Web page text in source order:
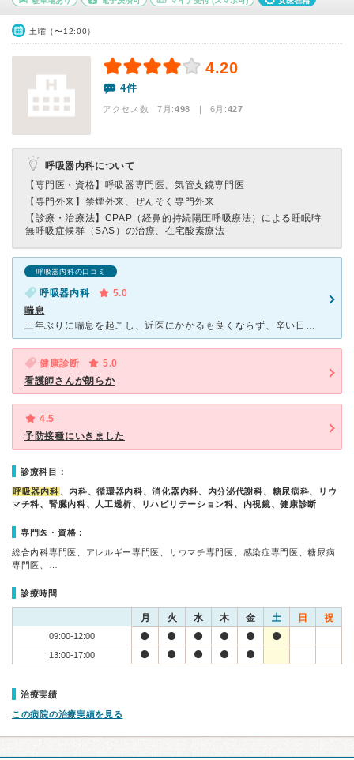
土曜（〜12:00）
4.20
4件
アクセス数 7月:498 | 6月:427
呼吸器内科について
【専門医・資格】 呼吸器専門医、気管支鏡専門医
【専門外来】 禁煙外来、ぜんそく専門外来
【診療・治療法】 CPAP（経鼻的持続陽圧呼吸療法）による睡眠時
無呼吸症候群（SAS）の治療、在宅酸素療法
呼吸器内科の口コミ
呼吸器内科
5.0
喘息
三年ぶりに喘息を起こし、近医にかかるも良くならず、辛い日々を過ごしていました。 インターネットで調べてこちらの病院を受診したところ、とてもわかりやすい説明と検査もしてくれて回復することができました。
健康診断
5.0
看護師さんが朗らか
4.5
予防接種にいきました
診療科目：
呼吸器内科 、内科、循環器内科、消化器内科、内分泌代謝科、糖尿病科、リウ
マチ科、腎臓内科、人工透析、リハビリテーション科、内視鏡、健康診断
専門医・資格：
総合内科専門医、アレルギー専門医、リウマチ専門医、感染症専門医、糖尿病
専門医、…
診療時間
月 火 水 木 金 土 日 祝
09:00-12:00
13:00-17:00
治療実績
この病院の治療実績を見る